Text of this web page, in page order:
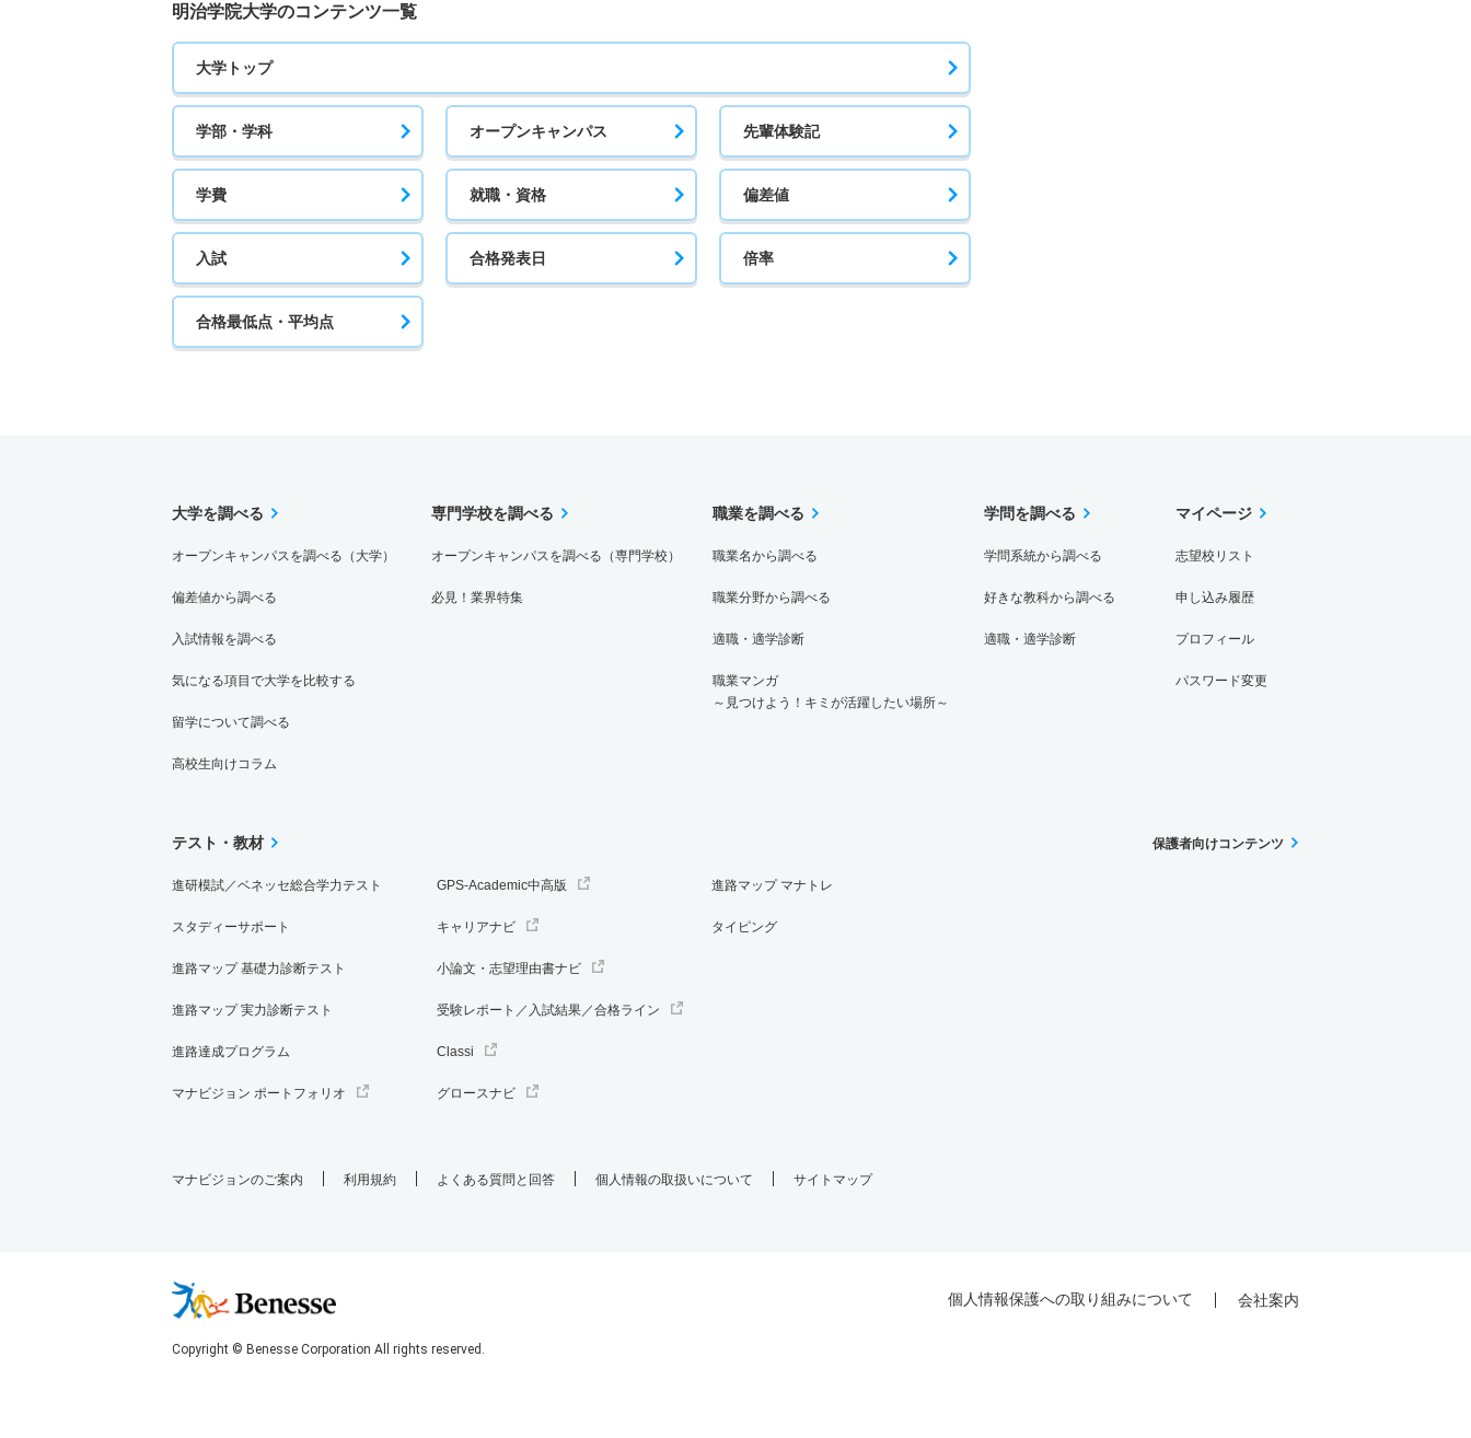
明治学院大学のコンテンツ一覧
大学トップ
学部・学科 オープンキャンパス 先輩体験記
学費 就職・資格 偏差値
入試 合格発表日 倍率
合格最低点・平均点
大学を調べる
オープンキャンパスを調べる（大学）
偏差値から調べる
入試情報を調べる
気になる項目で大学を比較する
留学について調べる
高校生向けコラム
専門学校を調べる
オープンキャンパスを調べる（専門学校）
必見！業界特集
職業を調べる
職業名から調べる
職業分野から調べる
適職・適学診断
職業マンガ
～見つけよう！キミが活躍したい場所～
学問を調べる
学問系統から調べる
好きな教科から調べる
適職・適学診断
マイページ
志望校リスト
申し込み履歴
プロフィール
パスワード変更
テスト・教材
進研模試／ベネッセ総合学力テスト
スタディーサポート
進路マップ 基礎力診断テスト
進路マップ 実力診断テスト
進路達成プログラム
マナビジョン ポートフォリオ
GPS-Academic中高版
キャリアナビ
小論文・志望理由書ナビ
受験レポート／入試結果／合格ライン
Classi
グロースナビ
進路マップ マナトレ
タイピング
保護者向けコンテンツ
マナビジョンのご案内 利用規約 よくある質問と回答 個人情報の取扱いについて サイトマップ
個人情報保護への取り組みについて 会社案内
Copyright © Benesse Corporation All rights reserved.